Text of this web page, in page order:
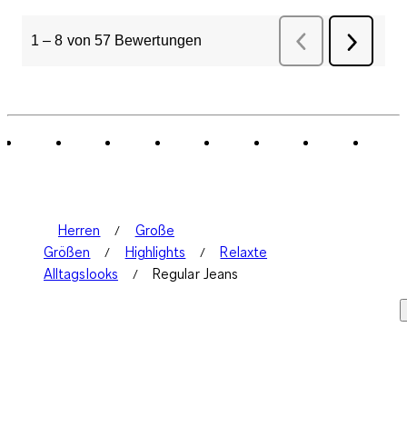
1 – 8 von 57 Bewertungen Zurück Bewertungen
Weiter
Herren
Große
Größen
Highlights
Relaxte
Alltagslooks
Regular Jeans